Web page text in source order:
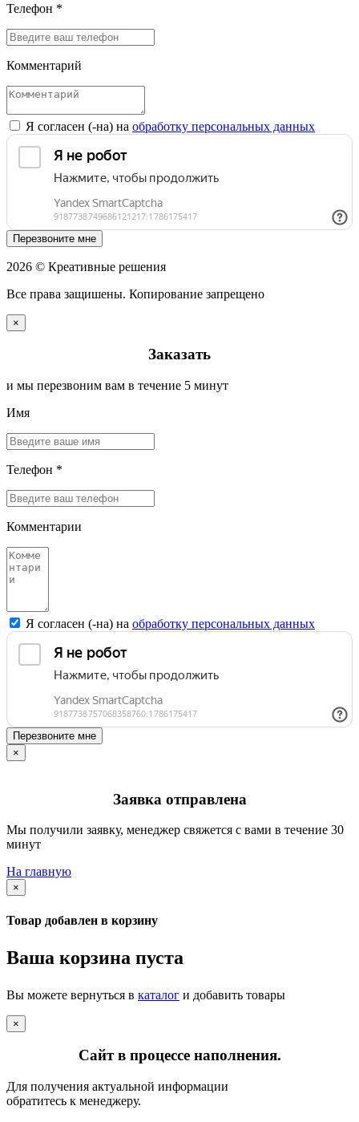
Телефон *
Комментарий
Я согласен (-на) на обработку персональных данных
Перезвоните мне
2026 © Креативные решения
Все права защишены. Копирование запрещено
×
Заказать
и мы перезвоним вам в течение 5 минут
Имя
Телефон *
Комментарии
Я согласен (-на) на обработку персональных данных
Перезвоните мне
×
Заявка отправлена
Мы получили заявку, менеджер свяжется с вами в течение 30
минут
На главную
×
Товар добавлен в корзину
Ваша корзина пуста
Вы можете вернуться в каталог и добавить товары
×
Сайт в процессе наполнения.
Для получения актуальной информации
обратитесь к менеджеру.